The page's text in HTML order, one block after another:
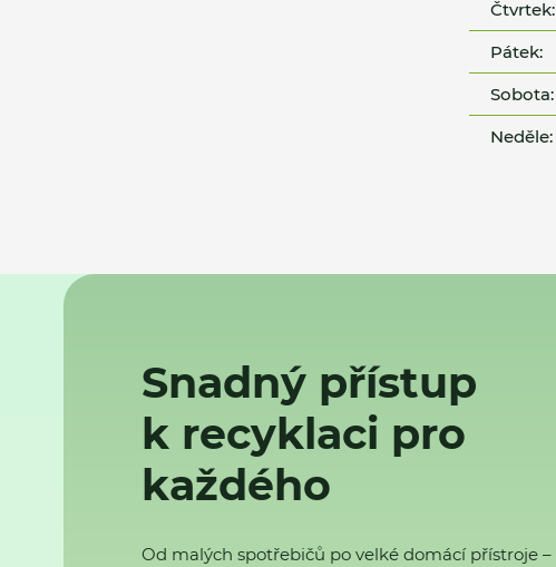
Čtvrtek:
Pátek:
Sobota:
Neděle:
Snadný přístup
k recyklaci pro
každého
Od malých spotřebičů po velké domácí přístroje –